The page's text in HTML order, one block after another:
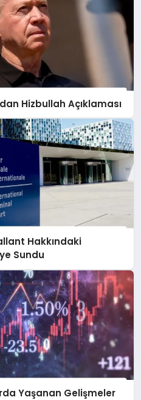
Hizbullah Açıklaması
Hakkındaki
Sundu
Yaşanan Gelişmeler